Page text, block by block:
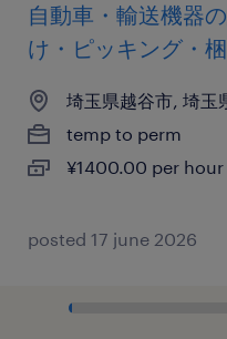
自動車・輸送機器
け・ピッキング・
埼玉県越谷市, 埼玉
temp to perm
¥1400.00 per hour
posted 17 june 2026